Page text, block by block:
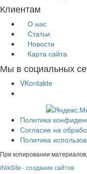
Клиентам
О нас
Статьи
Новости
Карта сайта
Мы в социальных
VKontakte
Политика
Согласие на
Политика
При копировании
iNikSite - создание сайтов